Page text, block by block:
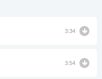
3:34
3:54